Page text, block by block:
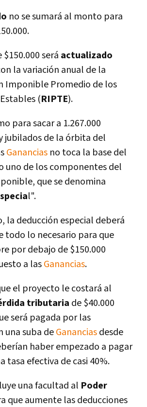
no se sumará al monto para
$150.000 será actualizado
la variación anual de la
Imponible Promedio de los
(RIPTE).
para sacar a 1.267.000
jubilados de la órbita del
Ganancias no toca la base del
uno de los componentes del
que se denomina
l".
la deducción especial deberá
todo lo necesario para que
por debajo de $150.000
a lasGanancias.
el proyecto le costará al
tributaria de $40.000
será pagada por las
una suba deGananciasdesde
haber empezado a pagar
tasa efectiva de casi 40%.
una facultad al Poder
que aumente las deducciones